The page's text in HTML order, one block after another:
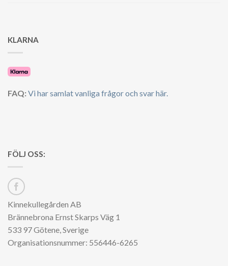
KLARNA
FAQ:Vi har samlat vanliga frågor och svar här.
FÖLJ OSS:
Kinnekullegården AB
Brännebrona Ernst Skarps Väg 1
533 97 Götene, Sverige
Organisationsnummer: 556446-6265